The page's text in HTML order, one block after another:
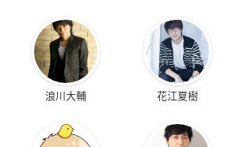
浪川大輔 花江夏樹